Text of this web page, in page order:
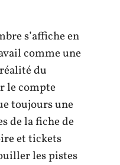
s’affiche en
comme une
du
le compte
toujours une
de la fiche de
et tickets
les pistes